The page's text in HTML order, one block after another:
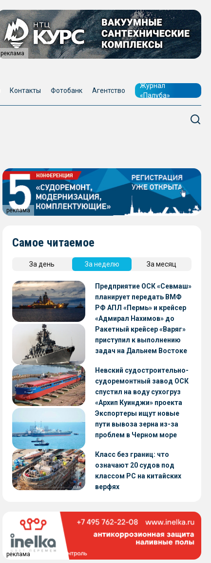
реклама
Контакты Фотобанк Агентство
Журнал
«Палуба»
реклама
Самое читаемое
За день За неделю За месяц
Предприятие ОСК «Севмаш»
планирует передать ВМФ
РФ АПЛ «Пермь» и крейсер
«Адмирал Нахимов» до
конца 2026 года
Ракетный крейсер «Варяг»
приступил к выполнению
задач на Дальнем Востоке
Невский судостроительно-
судоремонтный завод ОСК
спустил на воду сухогруз
«Архип Куинджи» проекта
RSD59
Экспортеры ищут новые
пути вывоза зерна из-за
проблем в Черном море
Класс без границ: что
означают 20 судов под
классом РС на китайских
верфях
реклама